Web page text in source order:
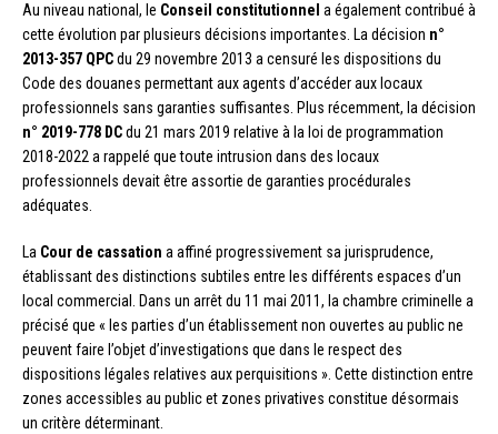
Au niveau national, le Conseil constitutionnel a également contribué à
cette évolution par plusieurs décisions importantes. La décision n°
2013-357 QPCdu 29 novembre 2013 a censuré les dispositions du
Code des douanes permettant aux agents d’accéder aux locaux
professionnels sans garanties suffisantes. Plus récemment, la décision
n° 2019-778 DCdu 21 mars 2019 relative à la loi de programmation
2018-2022 a rappelé que toute intrusion dans des locaux
professionnels devait être assortie de garanties procédurales
adéquates.
La Cour de cassation a affiné progressivement sa jurisprudence,
établissant des distinctions subtiles entre les différents espaces d’un
local commercial. Dans un arrêt du 11 mai 2011, la chambre criminelle a
précisé que « les parties d’un établissement non ouvertes au public ne
peuvent faire l’objet d’investigations que dans le respect des
dispositions légales relatives aux perquisitions ». Cette distinction entre
zones accessibles au public et zones privatives constitue désormais
un critère déterminant.